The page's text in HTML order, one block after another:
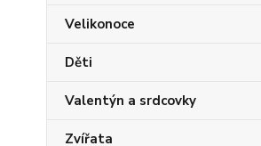
Velikonoce
Děti
Valentýn a srdcovky
Zvířata